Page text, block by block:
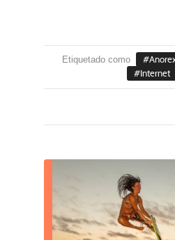
Etiquetado como
Internet